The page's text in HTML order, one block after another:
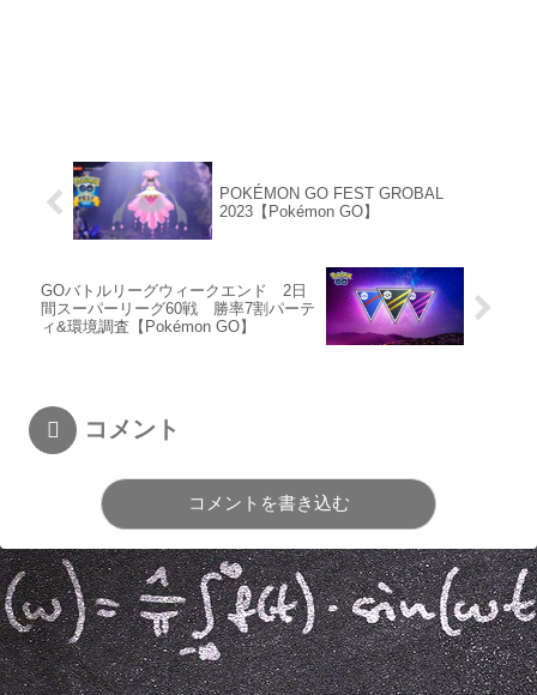
POKÉMON GO FEST GROBAL
2023【Pokémon GO】
GOバトルリーグウィークエンド 2日
間スーパーリーグ60戦 勝率7割パーテ
ィ&環境調査【Pokémon GO】
コメント
コメントを書き込む